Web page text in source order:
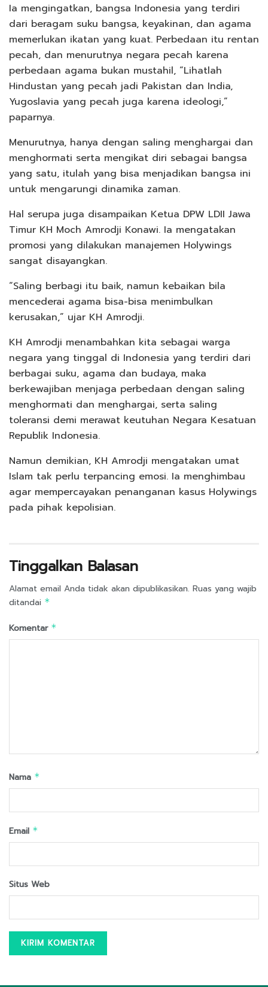
Ia mengingatkan, bangsa Indonesia yang terdiri
dari beragam suku bangsa, keyakinan, dan agama
memerlukan ikatan yang kuat. Perbedaan itu rentan
pecah, dan menurutnya negara pecah karena
perbedaan agama bukan mustahil, “Lihatlah
Hindustan yang pecah jadi Pakistan dan India,
Yugoslavia yang pecah juga karena ideologi,”
paparnya.
Menurutnya, hanya dengan saling menghargai dan
menghormati serta mengikat diri sebagai bangsa
yang satu, itulah yang bisa menjadikan bangsa ini
untuk mengarungi dinamika zaman.
Hal serupa juga disampaikan Ketua DPW LDII Jawa
Timur KH Moch Amrodji Konawi. Ia mengatakan
promosi yang dilakukan manajemen Holywings
sangat disayangkan.
“Saling berbagi itu baik, namun kebaikan bila
mencederai agama bisa-bisa menimbulkan
kerusakan,” ujar KH Amrodji.
KH Amrodji menambahkan kita sebagai warga
negara yang tinggal di Indonesia yang terdiri dari
berbagai suku, agama dan budaya, maka
berkewajiban menjaga perbedaan dengan saling
menghormati dan menghargai, serta saling
toleransi demi merawat keutuhan Negara Kesatuan
Republik Indonesia.
Namun demikian, KH Amrodji mengatakan umat
Islam tak perlu terpancing emosi. Ia menghimbau
agar mempercayakan penanganan kasus Holywings
pada pihak kepolisian.
Tinggalkan Balasan
Alamat email Anda tidak akan dipublikasikan. Ruas yang wajib
ditandai *
Komentar *
Nama *
Email *
Situs Web